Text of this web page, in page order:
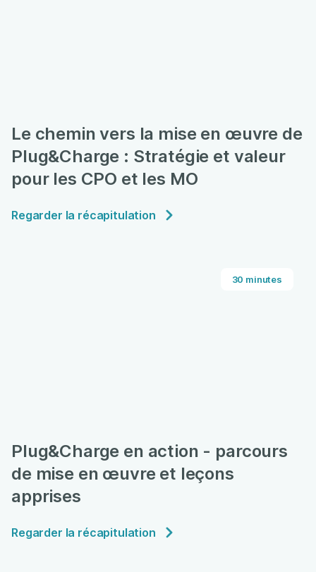
Le chemin vers la mise en œuvre de
Plug&Charge : Stratégie et valeur
pour les CPO et les MO
Regarder la récapitulation
30 minutes
Plug&Charge en action - parcours
de mise en œuvre et leçons
apprises
Regarder la récapitulation